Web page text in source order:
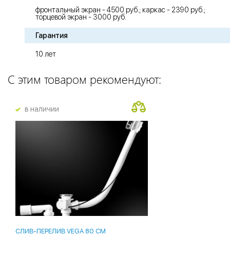
фронтальный экран - 4500 руб.; каркас - 2390 руб.;
торцевой экран - 3000 руб.
Гарантия
10 лет
С этим товаром рекомендуют:
в наличии
СЛИВ-ПЕРЕЛИВ VEGA 80 СМ